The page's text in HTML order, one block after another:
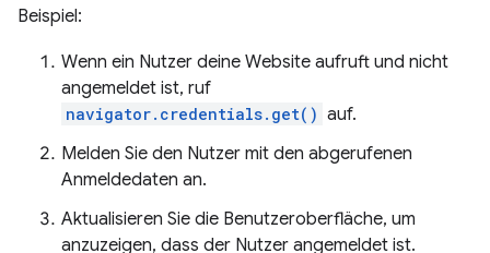
Beispiel:
Wenn ein Nutzer deine Website aufruft und nicht
angemeldet ist, ruf
navigator.credentials.get() auf.
Melden Sie den Nutzer mit den abgerufenen
Anmeldedaten an.
Aktualisieren Sie die Benutzeroberfläche, um
anzuzeigen, dass der Nutzer angemeldet ist.